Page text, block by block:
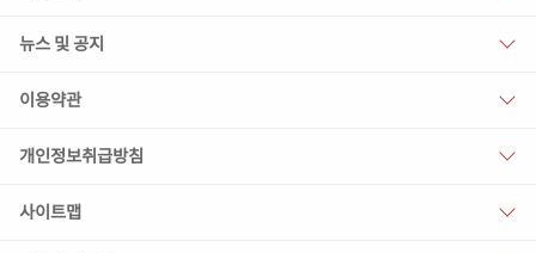
뉴스 및 공지
이용약관
개인정보취급방침
사이트맵